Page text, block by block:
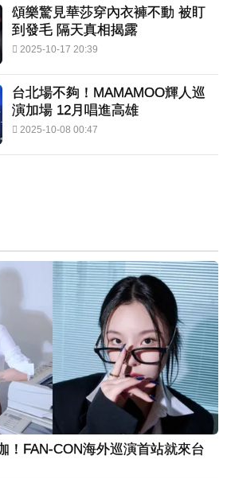
頌樂驚見華莎穿內衣褲不動 被盯
到發毛 隔天真相揭露
2025-10-17 20:39
台北場不夠！MAMAMOO輝人巡
演加場 12月唱進高雄
2025-10-08 00:47
！FAN-CON海外巡演首站就來台